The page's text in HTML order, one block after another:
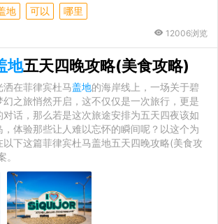
地 可以 哪里
12006浏览
地五天四晚攻略(美食攻略)
在菲律宾杜马盖地的海岸线上，一场关于碧
之旅悄然开启，这不仅仅是一次旅行，更是
话，那么若是这次旅途安排为五天四夜该如
体验那些让人难以忘怀的瞬间呢？以这个为
下这篇菲律宾杜马盖地五天四晚攻略(美食攻